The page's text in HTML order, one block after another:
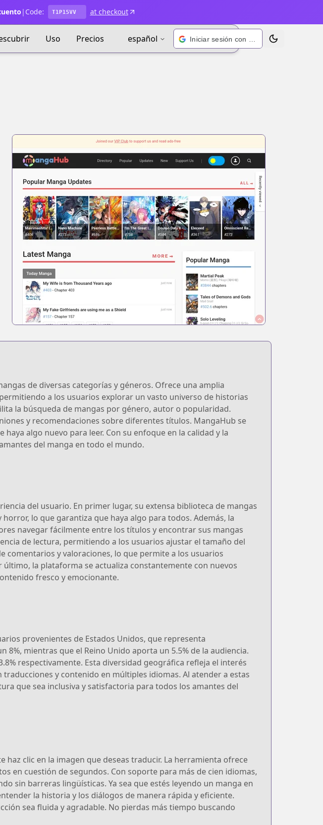
| Code: T1P15VV at checkout
Uso Precios español Alternar tema
de diversas categorías y géneros. Ofrece una amplia
a los usuarios explorar un vasto universo de historias
la búsqueda de mangas por género, autor o popularidad.
y recomendaciones sobre diferentes títulos. MangaHub se
algo nuevo para leer. Con su enfoque en la calidad y la
del manga en todo el mundo.
del usuario. En primer lugar, su extensa biblioteca de mangas
lo que garantiza que haya algo para todos. Además, la
navegar fácilmente entre los títulos y encontrar sus mangas
de lectura, permitiendo a los usuarios ajustar el tamaño del
comentarios y valoraciones, lo que permite a los usuarios
la plataforma se actualiza constantemente con nuevos
fresco y emocionante.
provenientes de Estados Unidos, que representa
8%, mientras que el Reino Unido aporta un 5.5% de la audiencia.
respectivamente. Esta diversidad geográfica refleja el interés
y contenido en múltiples idiomas. Al atender a estas
que sea inclusiva y satisfactoria para todos los amantes del
clic en la imagen que deseas traducir. La herramienta ofrece
en cuestión de segundos. Con soporte para más de cien idiomas,
sin barreras lingüísticas. Ya sea que estés leyendo un manga en
la historia y los diálogos de manera rápida y eficiente.
sea fluida y agradable. No pierdas más tiempo buscando